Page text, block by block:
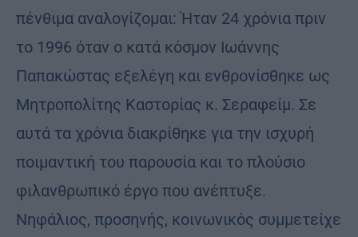
πένθιμα αναλογίζομαι: Ήταν 24 χρόνια πριν
το 1996 όταν ο κατά κόσμον Ιωάννης
Παπακώστας εξελέγη και ενθρονίσθηκε ως
Μητροπολίτης Καστορίας κ. Σεραφείμ. Σε
αυτά τα χρόνια διακρίθηκε για την ισχυρή
ποιμαντική του παρουσία και το πλούσιο
φιλανθρωπικό έργο που ανέπτυξε.
Νηφάλιος, προσηνής, κοινωνικός συμμετείχε